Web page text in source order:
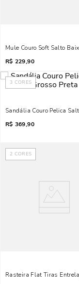
Mule Couro Soft Salto
R$ 229,90
3 CORES
Sandália Couro Pelica
R$ 369,90
2 CORES
Rasteira Flat Tiras